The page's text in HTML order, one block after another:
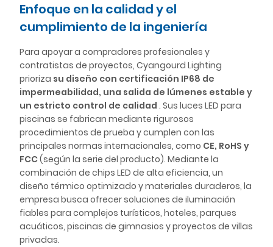
Enfoque en la calidad y el
cumplimiento de la ingeniería
Para apoyar a compradores profesionales y
contratistas de proyectos, Cyangourd Lighting
prioriza su diseño con certificación IP68 de
impermeabilidad, una salida de lúmenes estable y
un estricto control de calidad . Sus luces LED para
piscinas se fabrican mediante rigurosos
procedimientos de prueba y cumplen con las
principales normas internacionales, como CE, RoHS y
FCC(según la serie del producto). Mediante la
combinación de chips LED de alta eficiencia, un
diseño térmico optimizado y materiales duraderos, la
empresa busca ofrecer soluciones de iluminación
fiables para complejos turísticos, hoteles, parques
acuáticos, piscinas de gimnasios y proyectos de villas
privadas.